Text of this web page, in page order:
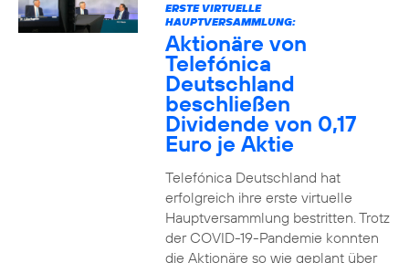
ERSTE VIRTUELLE
HAUPTVERSAMMLUNG:
Aktionäre von
Telefónica
Deutschland
beschließen
Dividende von 0,17
Euro je Aktie
Telefónica Deutschland hat
erfolgreich ihre erste virtuelle
Hauptversammlung bestritten. Trotz
der COVID-19-Pandemie konnten
die Aktionäre so wie geplant über